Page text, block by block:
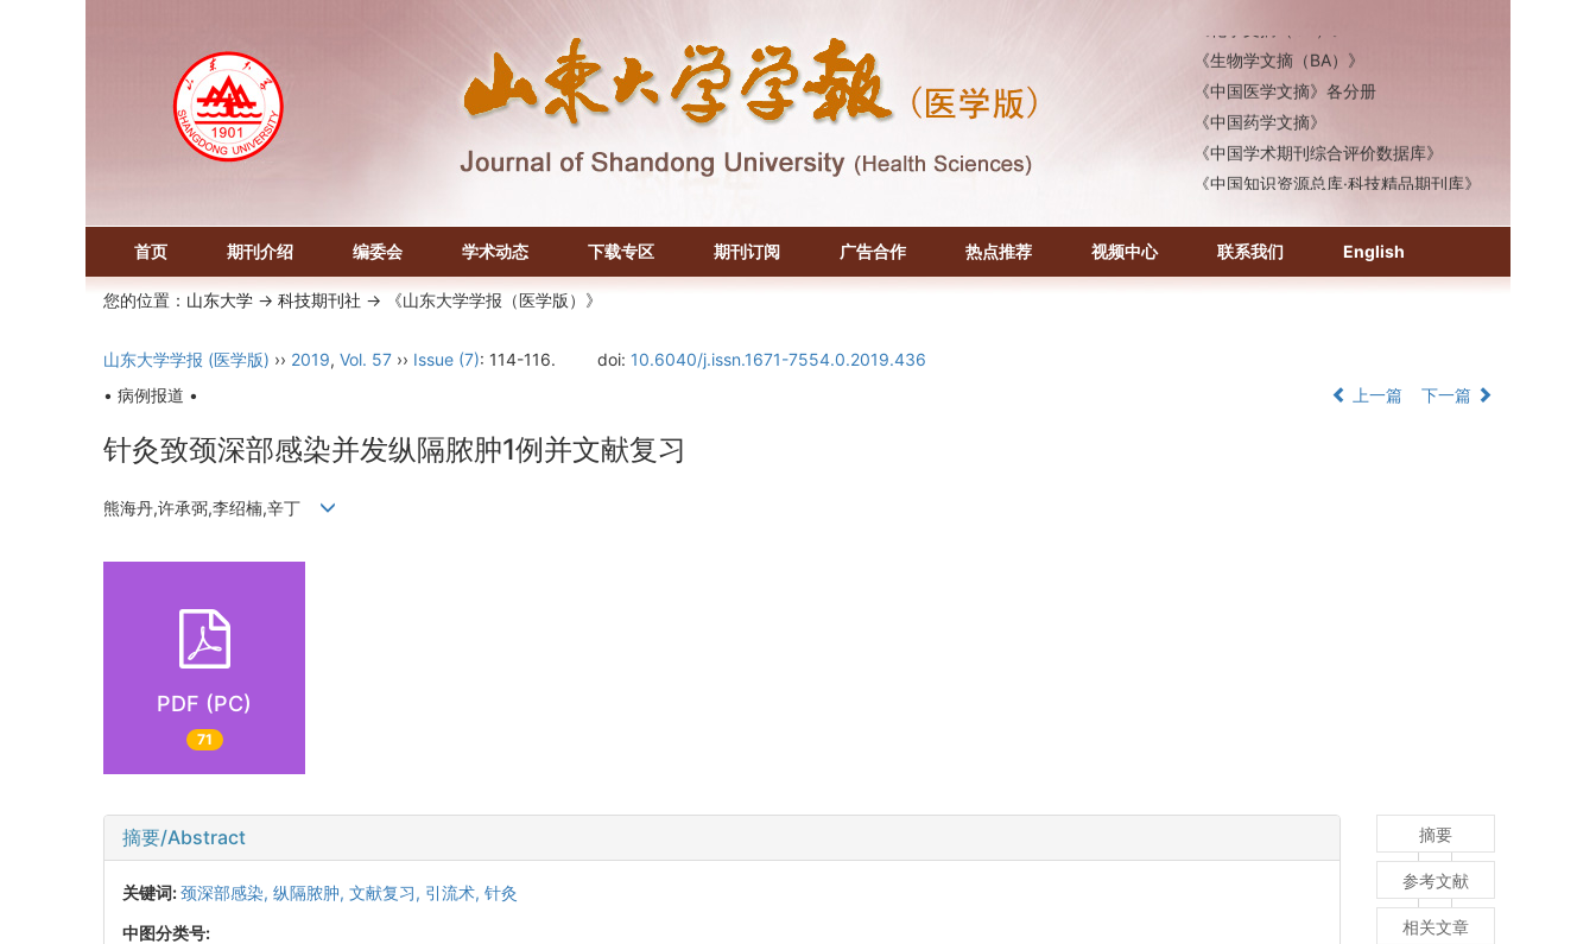
《生物学文摘（BA）》
《中国医学文摘》各分册
《中国药学文摘》
《中国学术期刊综合评价数据库》
《中国知识资源总库·科技精品期刊库》
首页 期刊介绍 编委会 学术动态 下载专区 期刊订阅 广告合作 热点推荐 视频中心 联系我们 English
您的位置： 山东大学 -> 科技期刊社 -> 《山东大学学报（医学版）》
山东大学学报 (医学版) ›› 2019, Vol. 57 ›› Issue (7): 114-116. doi: 10.6040/j.issn.1671-7554.0.2019.436
• 病例报道 •
上一篇 下一篇
针灸致颈深部感染并发纵隔脓肿1例并文献复习
熊海丹,许承弼,李绍楠,辛丁
PDF (PC)
71
摘要/Abstract
关键词:颈深部感染, 纵隔脓肿, 文献复习, 引流术, 针灸
中图分类号:
摘要
参考文献
相关文章